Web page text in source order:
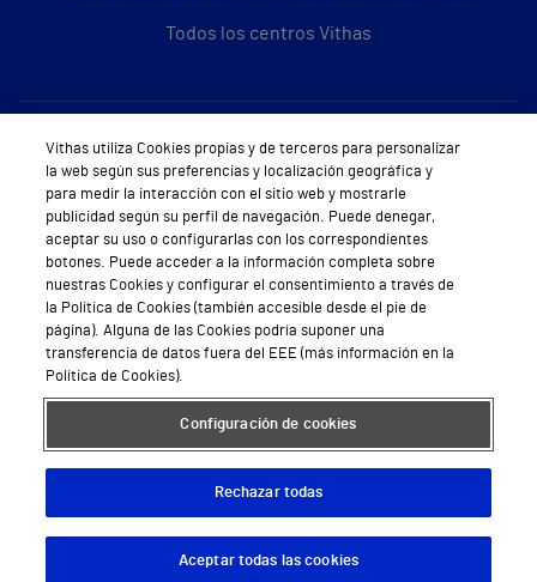
Todos los centros Vithas
Sobre Vithas
Quiénes somos
Trabajar en Vithas
Teléfono Cita Médica
Teléfono Atención al Cliente
Política de seguridad y salud en el trabajo
Conoce a Supervita
Aviso Legal Política de cookies Política de privacidad Mapa web Protección de datos
Descargar App
Vithas utiliza Cookies propias y de terceros para personalizar
la web según sus preferencias y localización geográfica y
para medir la interacción con el sitio web y mostrarle
publicidad según su perfil de navegación. Puede denegar,
aceptar su uso o configurarlas con los correspondientes
botones. Puede acceder a la información completa sobre
nuestras Cookies y configurar el consentimiento a través de
la Política de Cookies (también accesible desde el pie de
página). Alguna de las Cookies podría suponer una
transferencia de datos fuera del EEE (más información en la
Política de Cookies).
Configuración de cookies
Rechazar todas
Aceptar todas las cookies